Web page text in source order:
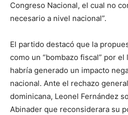
Congreso Nacional, el cual no
necesario a nivel nacional”.
El partido destacó que la
como un “bombazo fiscal” por
habría generado un impacto
nacional. Ante el rechazo
dominicana, Leonel Fernández
Abinader que reconsiderara su